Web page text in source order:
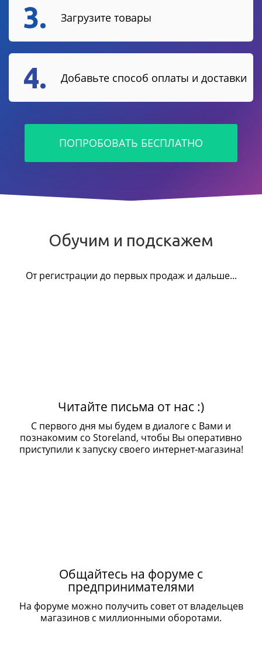
3. Загрузите товары
4. Добавьте способ оплаты и доставки
ПОПРОБОВАТЬ БЕСПЛАТНО
Обучим и подскажем
От регистрации до первых продаж и дальше...
Читайте письма от нас :)
С первого дня мы будем в диалоге с Вами и
познакомим со Storeland, чтобы Вы оперативно
приступили к запуску своего интернет-магазина!
Общайтесь на форуме с
предпринимателями
На форуме можно получить совет от владельцев
магазинов с миллионными оборотами.